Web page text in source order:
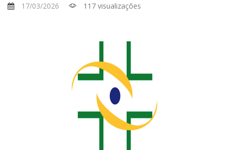
17/03/2026 117 visualizações